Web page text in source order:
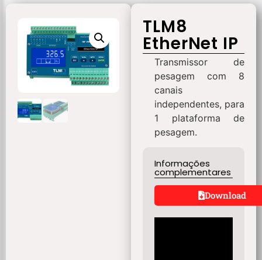
TLM8
EtherNet IP
Transmissor de
pesagem com 8
canais
independentes, para
1 plataforma de
pesagem.
Informações
complementares
Download